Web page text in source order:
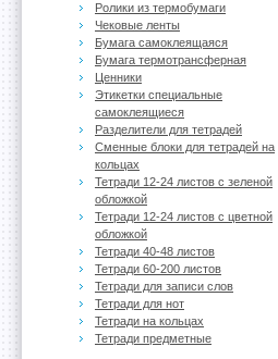
Ролики из термобумаги
Чековые ленты
Бумага самоклеящаяся
Бумага термотрансферная
Ценники
Этикетки специальные
самоклеящиеся
Разделители для тетрадей
Сменные блоки для тетрадей на
кольцах
Тетради 12-24 листов с зеленой
обложкой
Тетради 12-24 листов с цветной
обложкой
Тетради 40-48 листов
Тетради 60-200 листов
Тетради для записи слов
Тетради для нот
Тетради на кольцах
Тетради предметные